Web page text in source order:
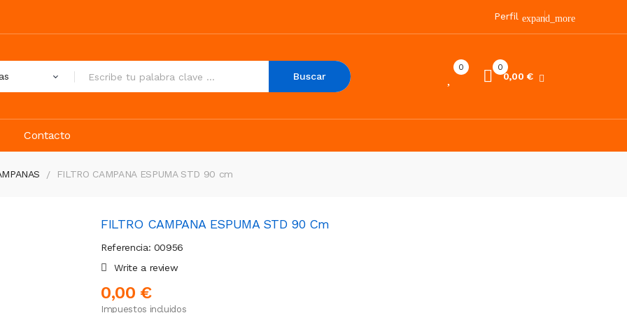
Perfil expand_more
Buscar
0
0,00 €
0
Contacto
FILTRO CAMPANA ESPUMA STD 90 cm
FILTRO CAMPANA ESPUMA STD 90 Cm
Referencia: 00956
Write a review
0,00 €
Impuestos incluidos